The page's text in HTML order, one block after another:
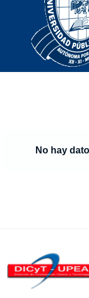
No hay